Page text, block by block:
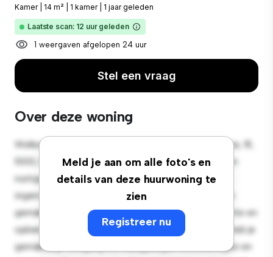
Kamer 14 m² 1 kamer 1 jaar geleden
Laatste scan: 12 uur geleden
1 weergaven afgelopen 24 uur
Stel een vraag
Over deze woning
Meld je aan om alle foto's en
details van deze huurwoning te
zien
Registreer nu
Welkom bij je nieuwe toevluchtsoord in Rue de Pavie, 111,
1000, Bruxelles! Deze comfortabele kamer biedt een
rustige en persoonlijke leefruimte. Deze kamer is
ingericht met de essentiële benodigdheden voor je
gemak en biedt een comfortabel bed, een werkruimte en
opbergmogelijkheden. Dankzij de gunstige ligging heb je
gemakkelijk toegang tot nabijgelegen voorzieningen en